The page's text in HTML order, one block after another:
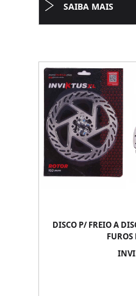
SAIBA MAIS
DISCO P/ FREIO A
FUROS